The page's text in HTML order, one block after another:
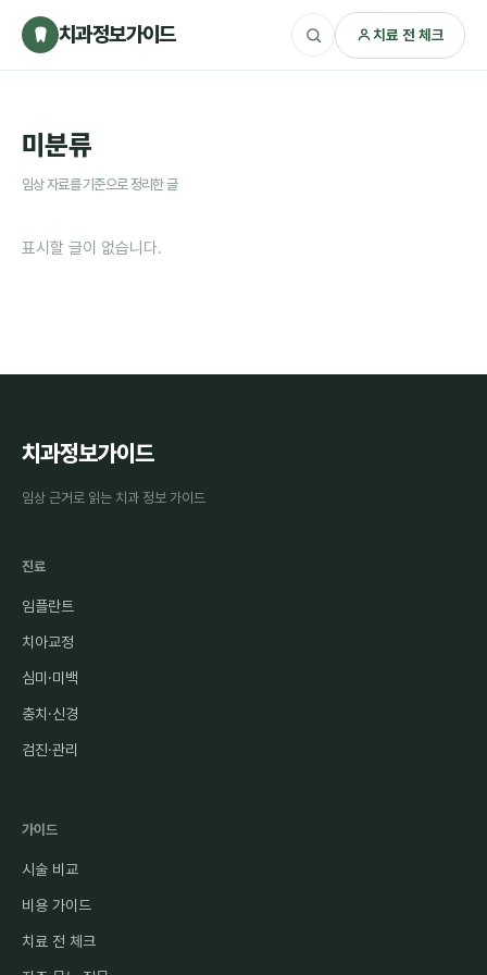
치과정보가이드 치료 전 체크
미분류
임상 자료를 기준으로 정리한 글
표시할 글이 없습니다.
치과정보가이드
임상 근거로 읽는 치과 정보 가이드
진료
임플란트
치아교정
심미·미백
충치·신경
검진·관리
가이드
시술 비교
비용 가이드
치료 전 체크